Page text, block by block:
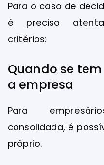
Para o caso de
é preciso
critérios:
Quando se
a empresa
Para
consolidada, é
próprio.